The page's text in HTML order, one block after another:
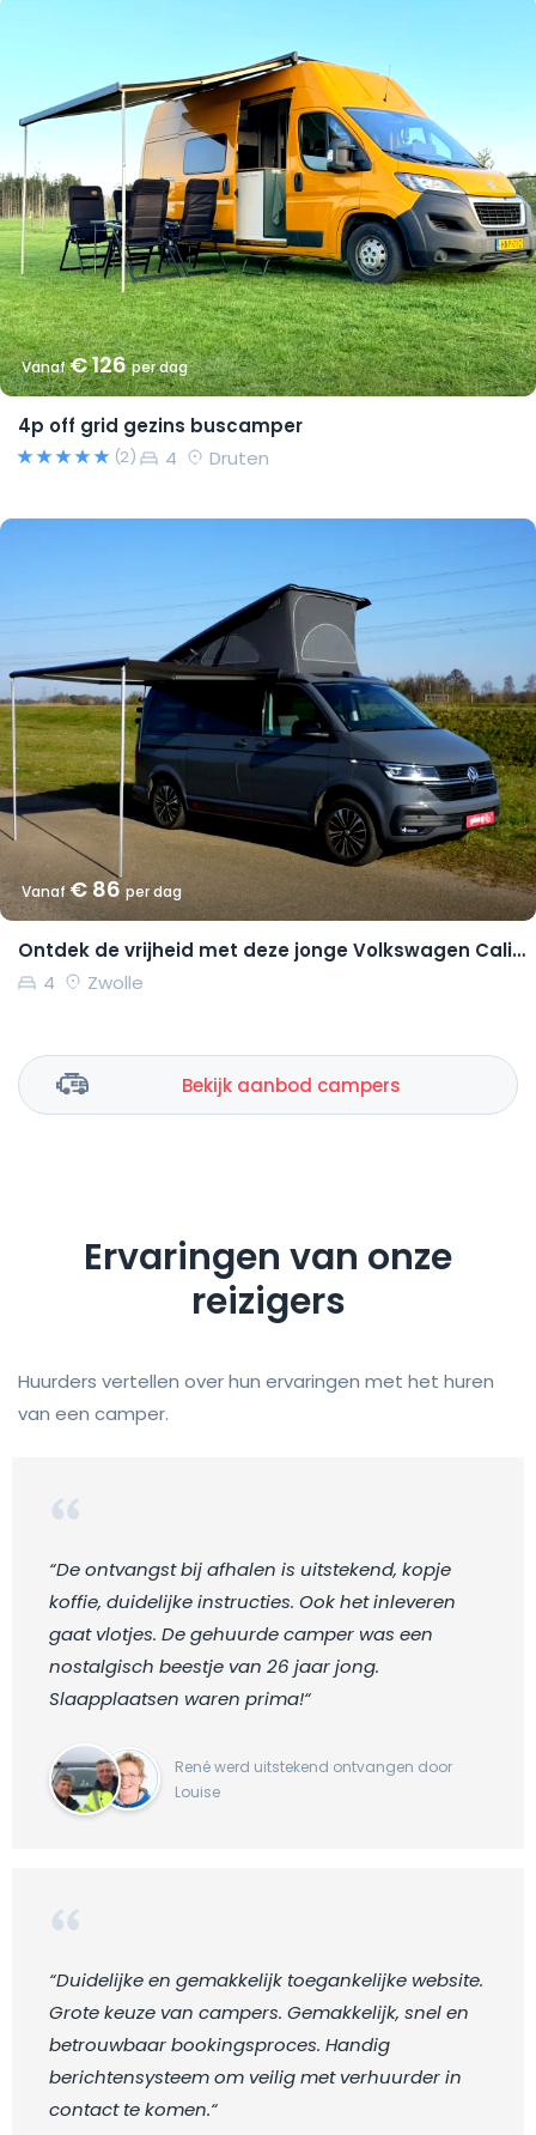
Vanaf€ 126per dag
4p off grid gezins buscamper
(2) 4 Druten
Vanaf€ 86per dag
Ontdek de vrijheid met deze jonge Volkswagen California Coast
4
Zwolle
Bekijk aanbod campers
Ervaringen van onze
reizigers
Huurders vertellen over hun ervaringen met het huren
van een camper.
“De ontvangst bij afhalen is uitstekend, kopje
koffie, duidelijke instructies. Ook het inleveren
gaat vlotjes. De gehuurde camper was een
nostalgisch beestje van 26 jaar jong.
Slaapplaatsen waren prima!“
René werd uitstekend ontvangen door
Louise
“Duidelijke en gemakkelijk toegankelijke website.
Grote keuze van campers. Gemakkelijk, snel en
betrouwbaar bookingsproces. Handig
berichtensysteem om veilig met verhuurder in
contact te komen.“